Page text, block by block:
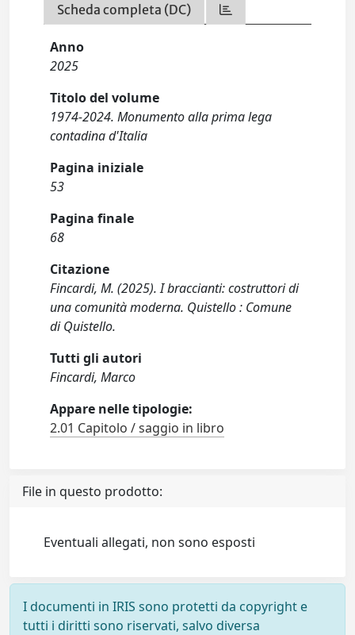
Scheda completa (DC)
Anno
2025
Titolo del volume
1974-2024. Monumento alla prima lega
contadina d'Italia
Pagina iniziale
53
Pagina finale
68
Citazione
Fincardi, M. (2025). I braccianti: costruttori di
una comunità moderna. Quistello : Comune
di Quistello.
Tutti gli autori
Fincardi, Marco
Appare nelle tipologie:
2.01 Capitolo / saggio in libro
File in questo prodotto:
Eventuali allegati, non sono esposti
I documenti in IRIS sono protetti da copyright e
tutti i diritti sono riservati, salvo diversa